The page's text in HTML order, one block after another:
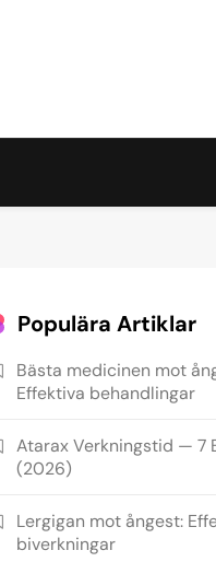
Populära Artiklar
Bästa medicinen mot
Effektiva behandlingar
Atarax Verkningstid — 7
(2026)
Lergigan mot ångest:
biverkningar